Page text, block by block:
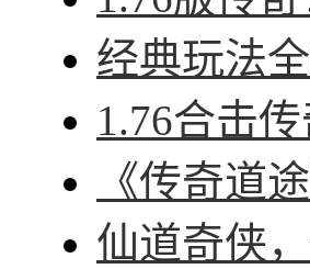
经典玩法
1.76合击
《传奇道
仙道奇侠